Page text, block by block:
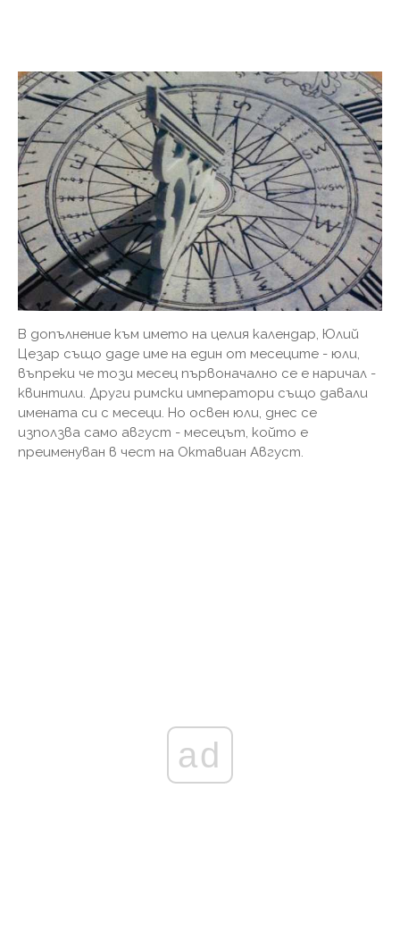
В допълнение към името на целия календар, Юлий
Цезар също даде име на един от месеците - юли,
въпреки че този месец първоначално се е наричал -
квинтили. Други римски императори също давали
имената си с месеци. Но освен юли, днес се
използва само август - месецът, който е
преименуван в чест на Октавиан Август.
ad